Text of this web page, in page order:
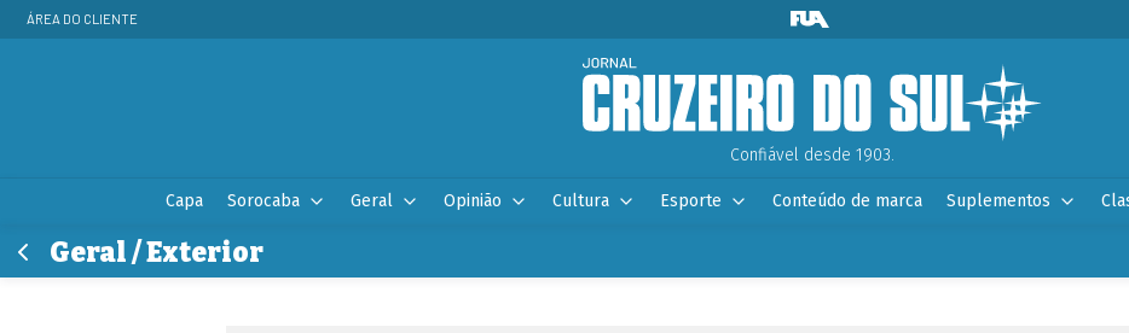
ÁREA DO CLIENTE
Confiável desde 1903.
Capa Sorocaba Geral Opinião Cultura Esporte Conteúdo de marca Suplementos
Geral / Exterior